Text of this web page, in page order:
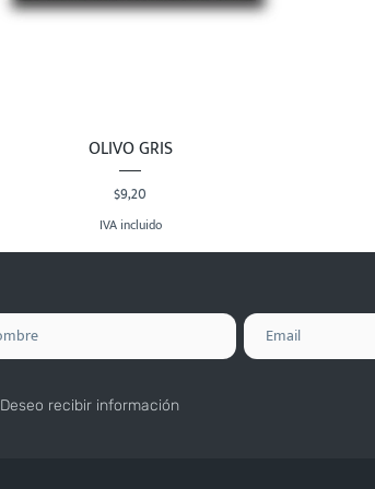
Vista rápida
OLIVO GRIS
Precio
$9,20
IVA incluido
Deseo recibir información